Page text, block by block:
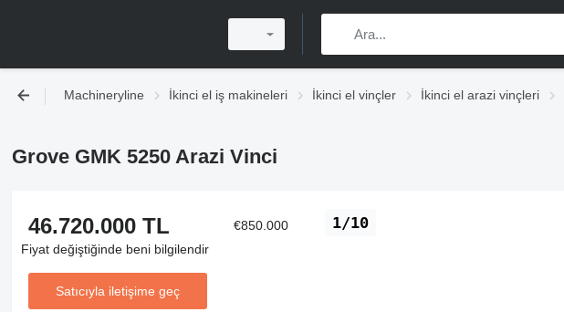
Machineryline İkinci el iş makineleri İkinci el vinçler İkinci el arazi vinçleri
Grove GMK 5250 Arazi Vinci
1/10
46.720.000 TL
€850.000
Fiyat değiştiğinde beni bilgilendir
Satıcıyla iletişime geç